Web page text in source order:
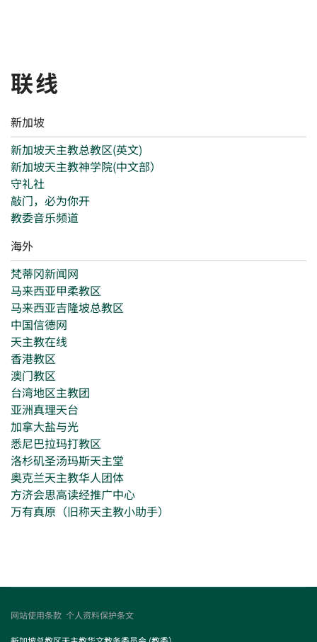
联线
新加坡
新加坡天主教总教区(英文)
新加坡天主教神学院(中文部）
守礼社
敲门，必为你开
教委音乐频道
海外
梵蒂冈新闻网
马来西亚甲柔教区
马来西亚吉隆坡总教区
中国信德网
天主教在线
香港教区
澳门教区
台湾地区主教团
亚洲真理天台
加拿大盐与光
悉尼巴拉玛打教区
洛杉矶圣汤玛斯天主堂
奥克兰天主教华人团体
方济会思高读经推广中心
万有真原（旧称天主教小助手）
网站使用条款 个人资料保护条文